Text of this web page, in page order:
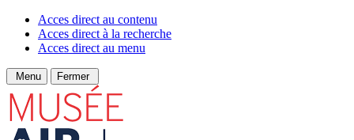
Acces direct au contenu
Acces direct à la recherche
Acces direct au menu
Menu Fermer